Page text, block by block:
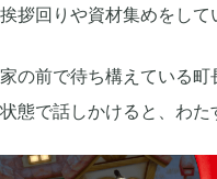
挨拶回りや資材集めをして
家の前で待ち構えている
状態で話しかけると、わた